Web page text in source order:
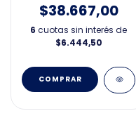
$38.667,00
6 cuotas sin interés de
$6.444,50
COMPRAR